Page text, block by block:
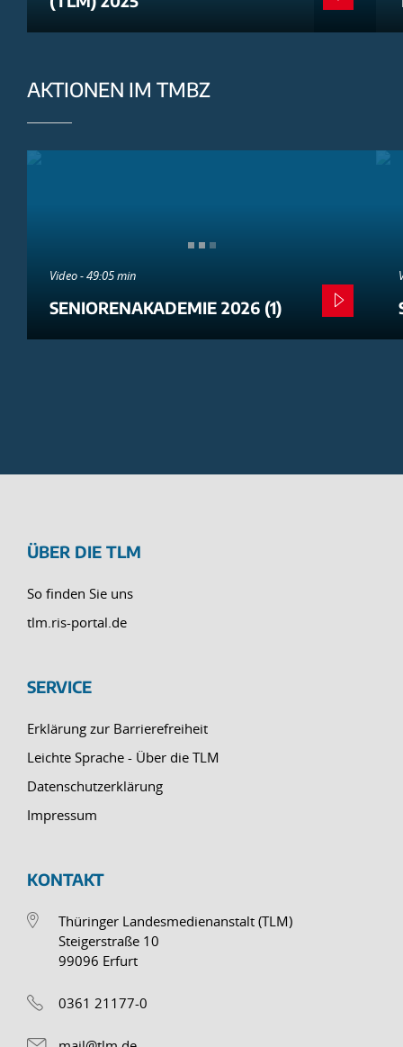
AKTIONEN IM TMBZ
Video - 49:05 min
SENIORENAKADEMIE 2026 (1)
ÜBER DIE TLM
So finden Sie uns
tlm.ris-portal.de
SERVICE
Erklärung zur Barrierefreiheit
Leichte Sprache - Über die TLM
Datenschutzerklärung
Impressum
KONTAKT
Thüringer Landesmedienanstalt (TLM)
Steigerstraße 10
99096 Erfurt
0361 21177-0